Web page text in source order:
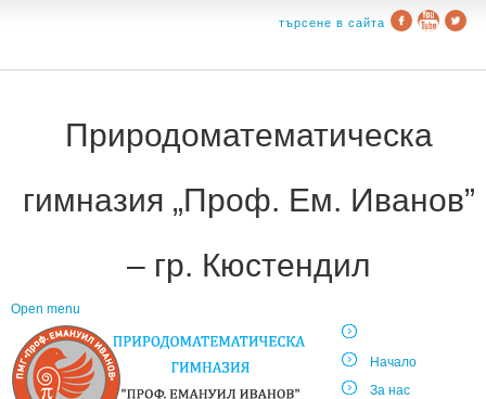
търсене в сайта
Природоматематическа
гимназия „Проф. Ем. Иванов”
– гр. Кюстендил
Open menu
Начало
За нас